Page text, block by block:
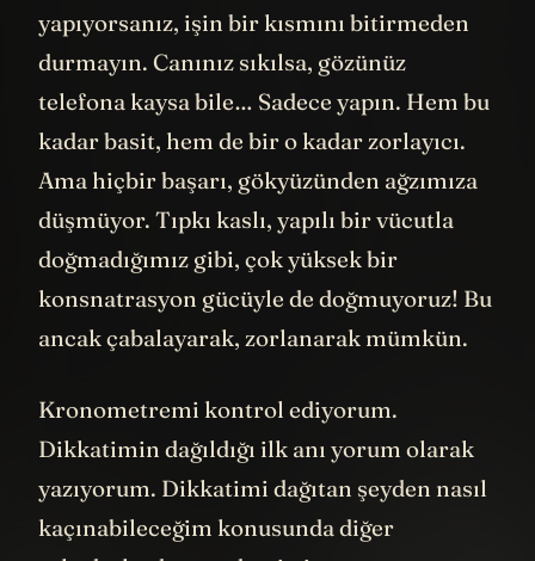
yapıyorsanız, işin bir kısmını bitirmeden
durmayın. Canınız sıkılsa, gözünüz
telefona kaysa bile… Sadece yapın. Hem bu
kadar basit, hem de bir o kadar zorlayıcı.
Ama hiçbir başarı, gökyüzünden ağzımıza
düşmüyor. Tıpkı kaslı, yapılı bir vücutla
doğmadığımız gibi, çok yüksek bir
konsnatrasyon gücüyle de doğmuyoruz! Bu
ancak çabalayarak, zorlanarak mümkün.
Kronometremi kontrol ediyorum.
Dikkatimin dağıldığı ilk anı yorum olarak
yazıyorum. Dikkatimi dağıtan şeyden nasıl
kaçınabileceğim konusunda diğer